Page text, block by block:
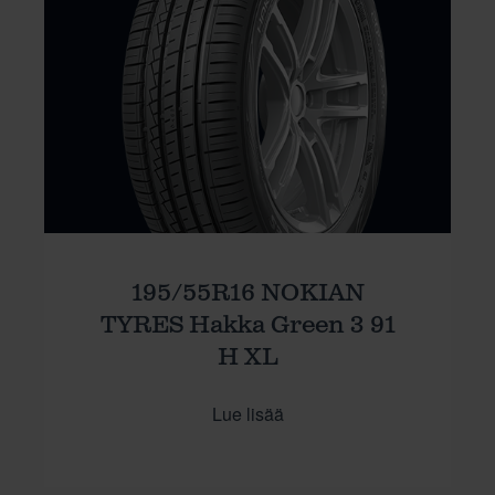
195/55R16 NOKIAN
TYRES Hakka Green 3 91
H XL
Lue lisää